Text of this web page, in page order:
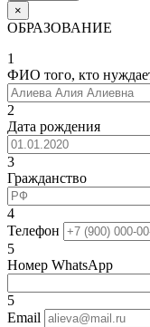
×
ОБРАЗОВАНИЕ
1
ФИО того, кто
2
Дата рождения
3
Гражданство
4
Телефон
5
Номер WhatsApp
5
Email